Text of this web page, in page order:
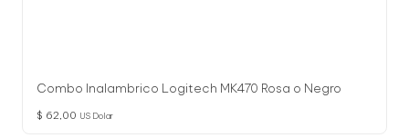
Combo Inalambrico Logitech MK470 Rosa o Negro
$ 62,00 US Dolar